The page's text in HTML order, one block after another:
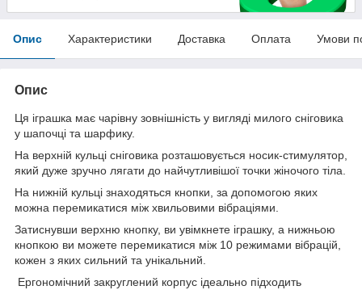
Опис Характеристики Доставка Оплата Умови
Опис
Ця іграшка має чарівну зовнішність у вигляді милого сніговика
у шапочці та шарфику.
На верхній кульці сніговика розташовується носик-стимулятор,
який дуже зручно лягати до найчутливішої точки жіночого тіла.
На нижній кульці знаходяться кнопки, за допомогою яких
можна перемикатися між хвильовими вібраціями.
Затиснувши верхню кнопку, ви увімкнете іграшку, а нижньою
кнопкою ви можете перемикатися між 10 режимами вібрацій,
кожен з яких сильний та унікальний.
Ергономічний закруглений корпус ідеально підходить